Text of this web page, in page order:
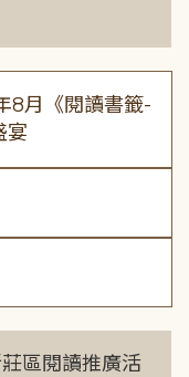
8月《閱讀書籤-
宴
莊區閱讀推廣活